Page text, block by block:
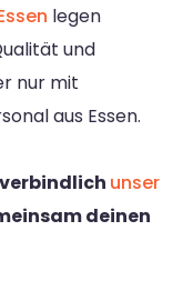
legen
und
nur mit
aus Essen.
unser
deinen